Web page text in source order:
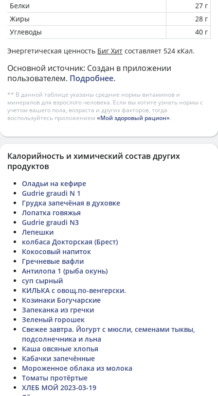
Белки
27 г
Жиры
28 г
Углеводы
40 г
Энергетическая ценность Биг Хит составляет 524 кКал.
Основной источник: Создан в приложении
пользователем. Подробнее.
** В данной таблице указаны средние нормы витаминов и
минералов для взрослого человека. Если вы хотите узнать нормы с
учетом вашего пола, возраста и других факторов, тогда
воспользуйтесь приложением «Мой здоровый рацион».
Калорийность и химический состав других
продуктов
Оладьи на кефире
Gudrie graudi N 1
Грудка запечёная в духовке
Лопатка говяжья
Gudrie graudi N3
Лепешки
колбаса Докторская (Брест)
Кокосовый напиток
Гречневые вафли
Антилопа 1 (рыба окунь)
суп сырный
КИЛЬКА с овощ.по-венгерски.
Козинаки Богучарские
Запеканка из гречки
Зеленый горошек
Свежее завтра. Йогурт с мюсли, семенами тыквы,
подсолнечника и льна
Каша овсяные хлопья
Кабачки запечённые
Мороженное облака из молока
Томаты протëртые
ХЛЕБ МОЙ 2023-03-19